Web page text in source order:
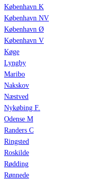
København K
København NV
København Ø
København V
Køge
Lyngby
Maribo
Nakskov
Næstved
Nykøbing F.
Odense M
Randers C
Ringsted
Roskilde
Rødding
Rønnede